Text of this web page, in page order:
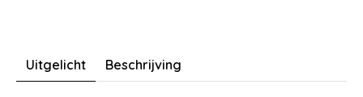
Uitgelicht Beschrijving